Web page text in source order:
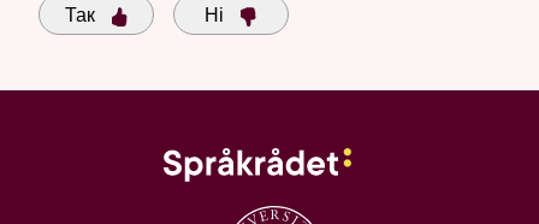
Так Ні